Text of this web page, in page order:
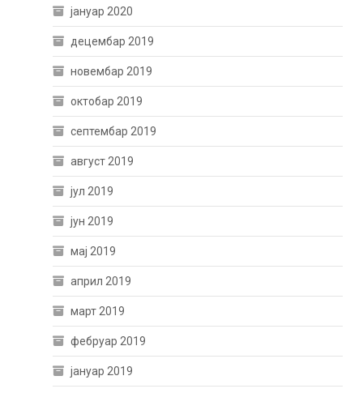
јануар 2020
децембар 2019
новембар 2019
октобар 2019
септембар 2019
август 2019
јул 2019
јун 2019
мај 2019
април 2019
март 2019
фебруар 2019
јануар 2019